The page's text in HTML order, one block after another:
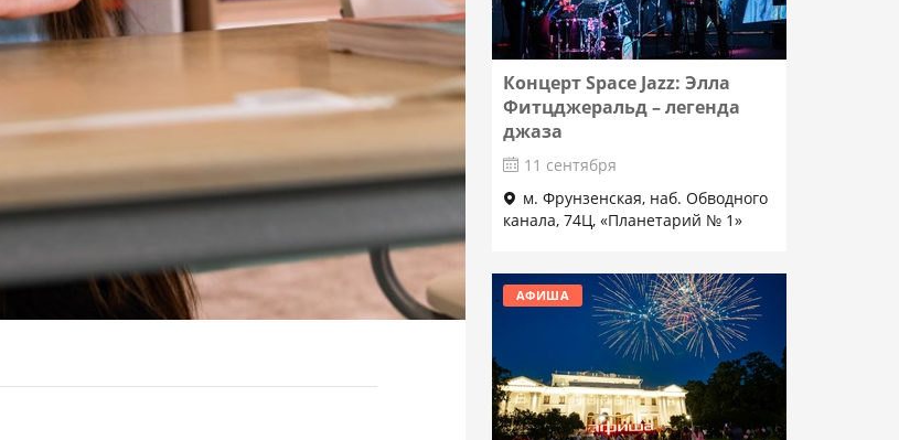
Концерт Space Jazz: Элла
Фитцджеральд – легенда
джаза
11 сентября
м. Фрунзенская, наб. Обводного
канала, 74Ц, «Планетарий № 1»
Подробнее
АФИША